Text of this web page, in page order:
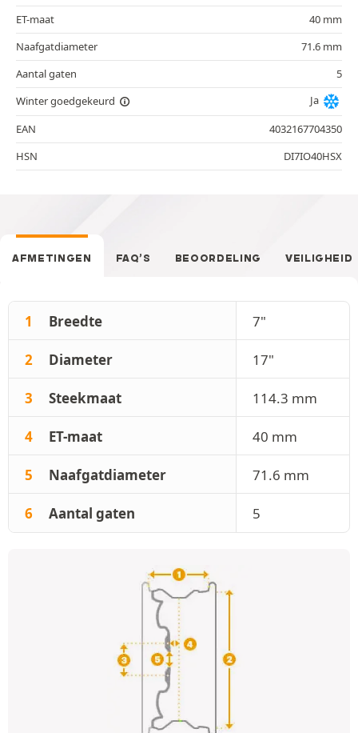
ET-maat
40 mm
Naafgatdiameter
71.6 mm
Aantal gaten
5
Winter goedgekeurd
Ja
EAN
4032167704350
HSN
DI7IO40HSX
AFMETINGEN FAQ’S BEOORDELING VEILIGHEID
1 Breedte 7"
2 Diameter 17"
3 Steekmaat 114.3 mm
4 ET-maat 40 mm
5 Naafgatdiameter 71.6 mm
6 Aantal gaten 5